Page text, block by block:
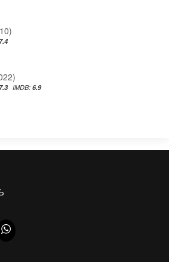
7.4
7.3 IMDB: 6.9